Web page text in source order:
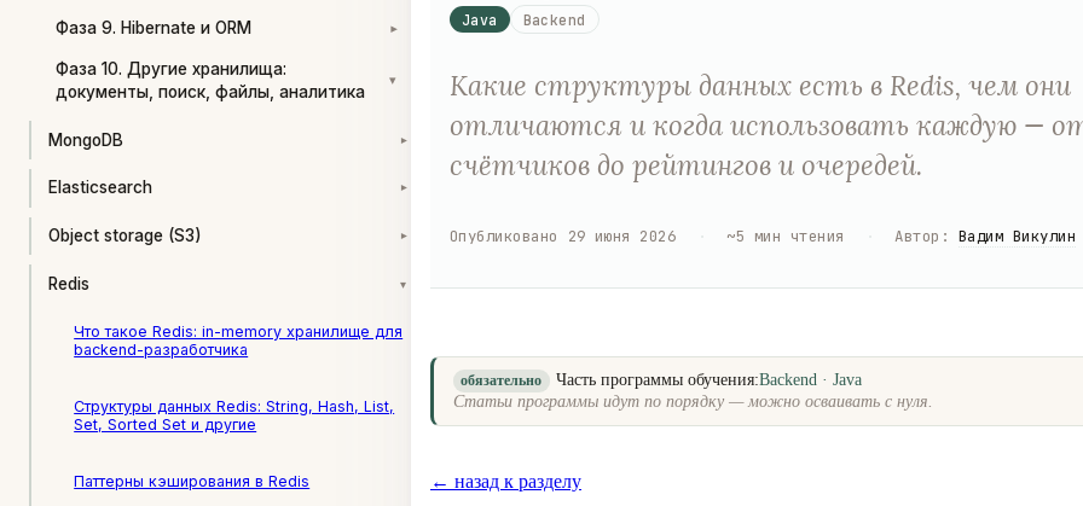
Фаза 9. Hibernate и ORM ▾
Фаза 10. Другие хранилища:
документы, поиск, файлы, аналитика
▾
MongoDB ▾
Elasticsearch ▾
Object storage (S3) ▾
Redis ▾
Что такое Redis: in-memory хранилище для
backend-разработчика
Структуры данных Redis: String, Hash, List,
Set, Sorted Set и другие
Паттерны кэширования в Redis
Java Backend
Какие структуры данных есть в Redis, чем они
отличаются и когда использовать каждую —
счётчиков до рейтингов и очередей.
Опубликовано 29 июня 2026 ~5 мин чтения Автор : Вадим Викулин
обязательно Часть программы обучения:Backend · Java
Статьи программы идут по порядку — можно осваивать с нуля.
← назад к разделу